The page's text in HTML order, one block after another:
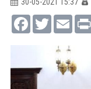
FacebookTwitterEmail